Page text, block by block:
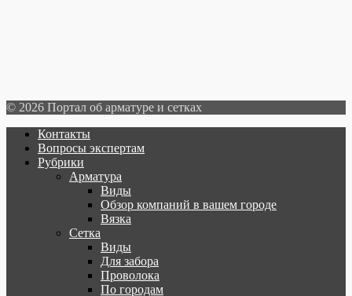
© 2026 Портал об арматуре и сетках
Контакты
Вопросы экспертам
Рубрики
Арматура
Виды
Обзор компаний в вашем городе
Вязка
Сетка
Виды
Для забора
Проволока
По городам